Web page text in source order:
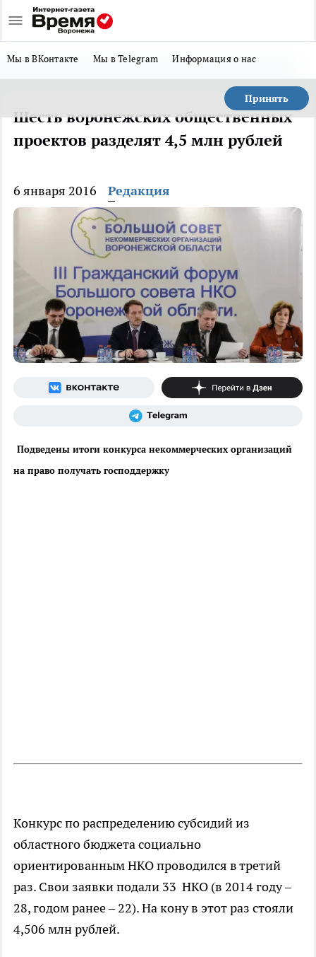
Мы в ВКонтакте Мы в Telegram Информация о нас
Принять
Шесть воронежских общественных
проектов разделят 4,5 млн рублей
6 января 2016 Редакция
Подведены итоги конкурса некоммерческих организаций
на право получать господдержку
Конкурс по распределению субсидий из
областного бюджета социально
ориентированным НКО проводился в третий
раз. Свои заявки подали 33 НКО (в 2014 году –
28, годом ранее – 22). На кону в этот раз стояли
4,506 млн рублей.